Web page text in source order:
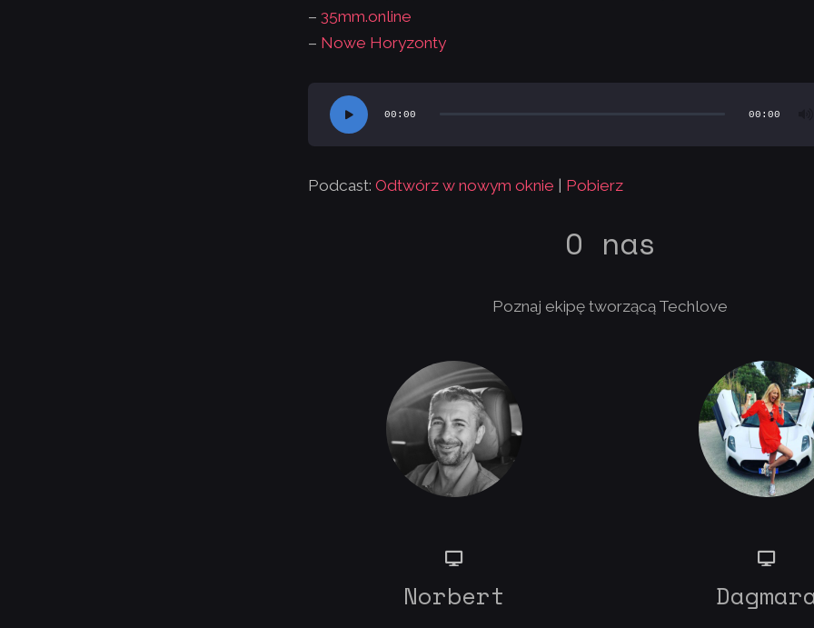
– 35mm.online
– Nowe Horyzonty
Odtwarzacz
plików
dźwiękowych
00:00 00:00
Podcast: Odtwórz w nowym oknie Pobierz
O nas
Poznaj ekipę tworzącą Techlove
Norbert